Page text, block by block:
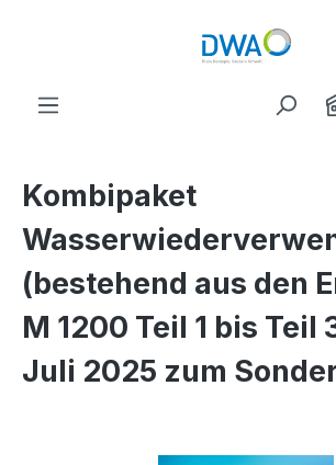
Kombipaket
(bestehend aus den
M 1200 Teil 1 bis Teil
Juli 2025 zum